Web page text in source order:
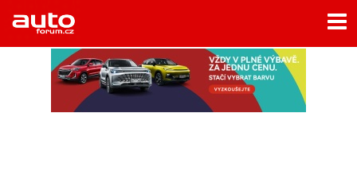
Home
Rubriky
- Testy aut
- Jízdní dojmy a další testy